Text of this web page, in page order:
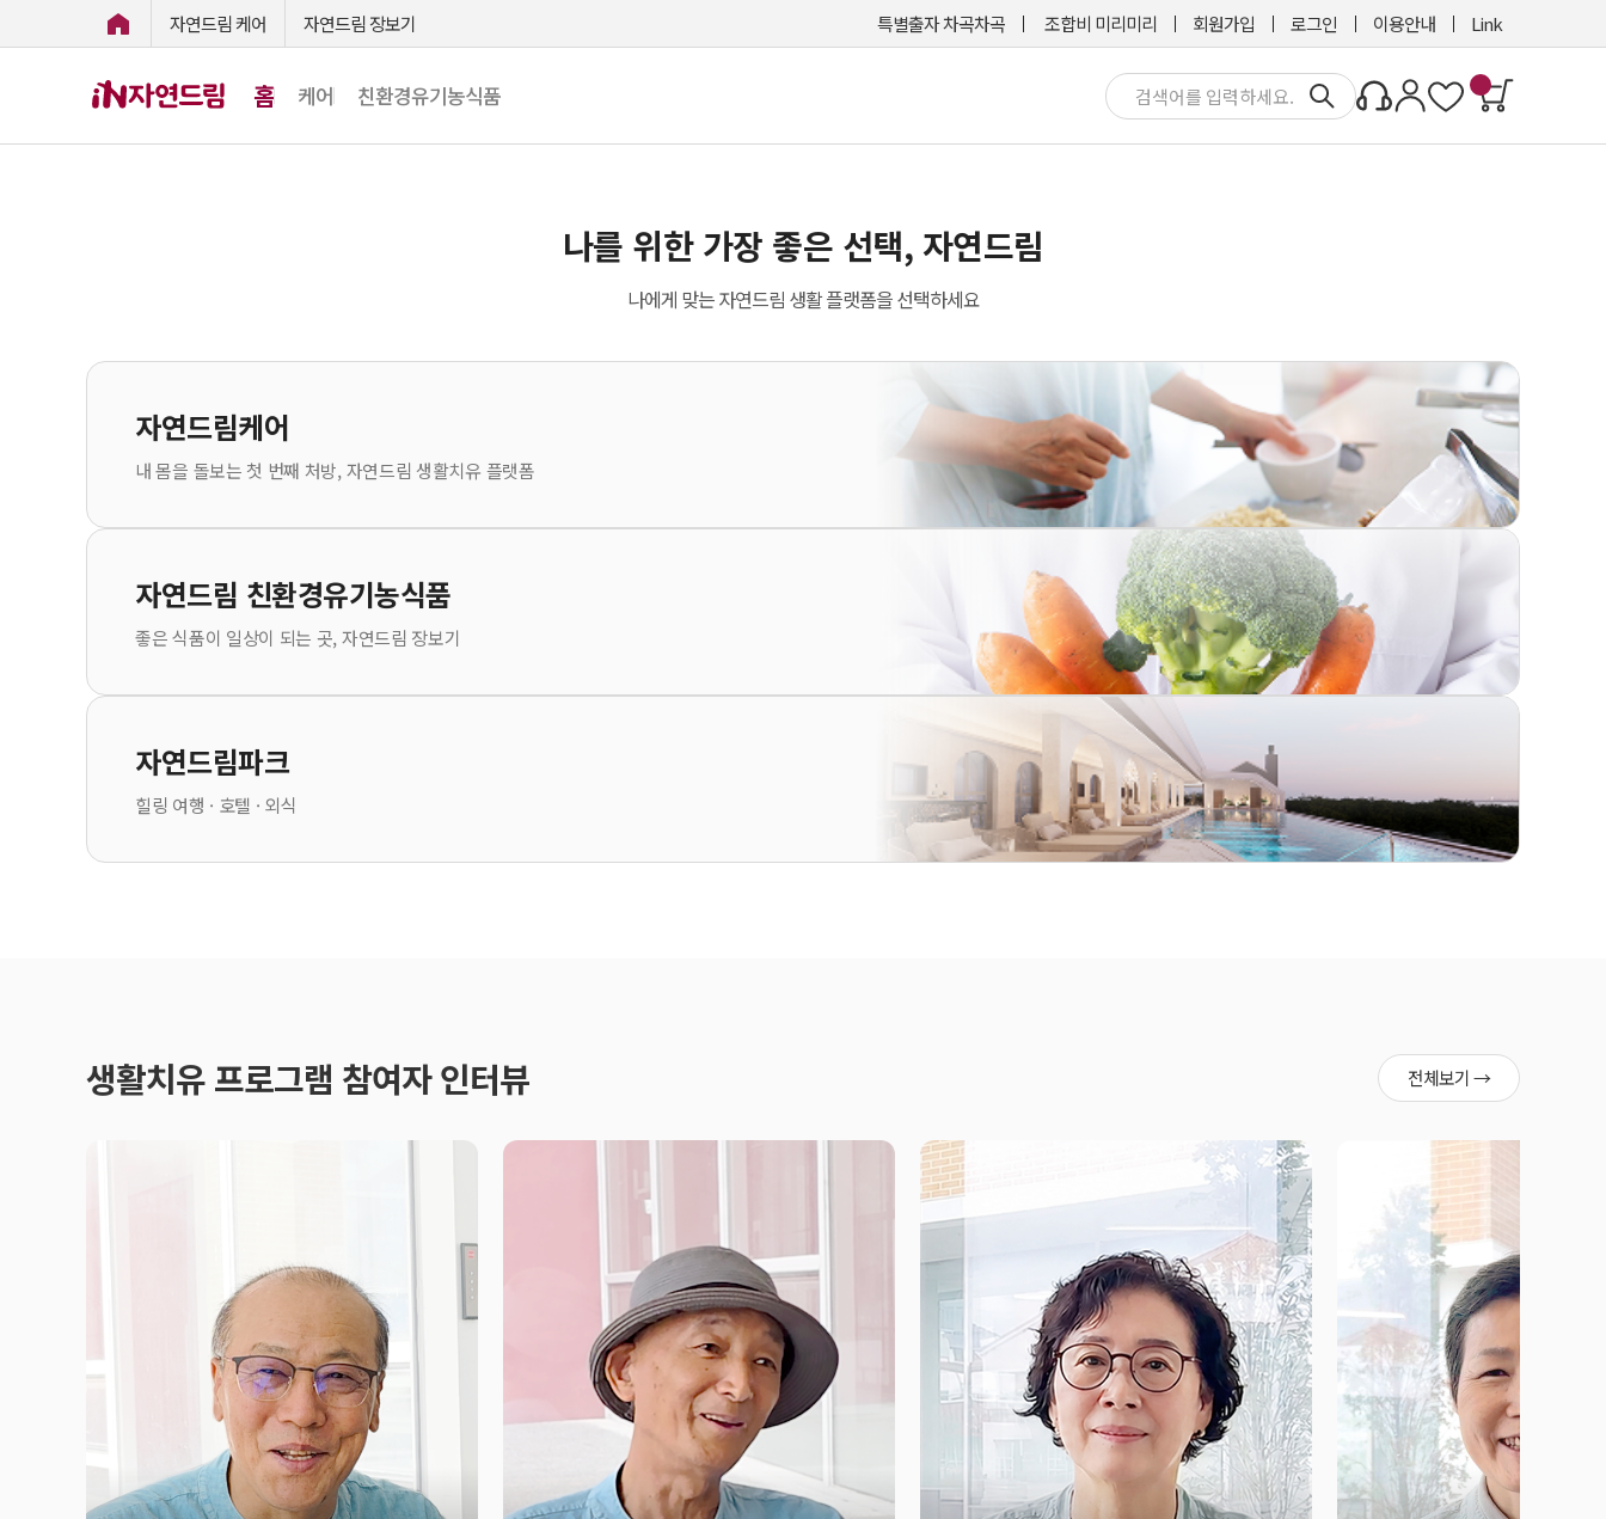
자연드림 케어 자연드림 장보기 특별출자 차곡차곡 조합비 미리미리 회원가입 로그인 이용안내 Link
홈 케어 친환경유기농식품
나를 위한 가장 좋은 선택, 자연드림
나에게 맞는 자연드림 생활 플랫폼을 선택하세요
자연드림케어
내 몸을 돌보는 첫 번째 처방, 자연드림 생활치유 플랫폼
자연드림 친환경유기농식품
좋은 식품이 일상이 되는 곳, 자연드림 장보기
자연드림파크
힐링 여행 · 호텔 · 외식
생활치유 프로그램 참여자 인터뷰 전체보기 →